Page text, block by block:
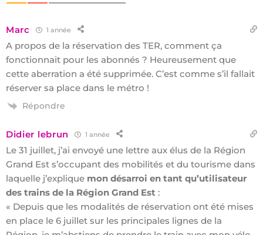
Marc 1 année
A propos de la réservation des TER, comment ça
fonctionnait pour les abonnés ? Heureusement que
cette aberration a été supprimée. C’est comme s’il fallait
réserver sa place dans le métro !
Répondre
Didier lebrun 1 année
Le 31 juillet, j’ai envoyé une lettre aux élus de la Région
Grand Est s’occupant des mobilités et du tourisme dans
laquelle j’explique mon désarroi en tant qu’utilisateur
des trains de la Région Grand Est :
« Depuis que les modalités de réservation ont été mises
en place le 6 juillet sur les principales lignes de la